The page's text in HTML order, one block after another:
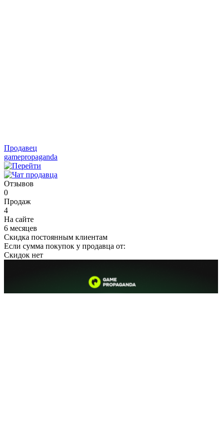
Продавец
gamepropaganda
Отзывов
0
Продаж
4
На сайте
6 месяцев
Скидка постоянным клиентам
Если сумма покупок у продавца от:
Скидок нет